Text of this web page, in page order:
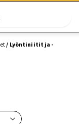
/ Lyöntiniitit ja -